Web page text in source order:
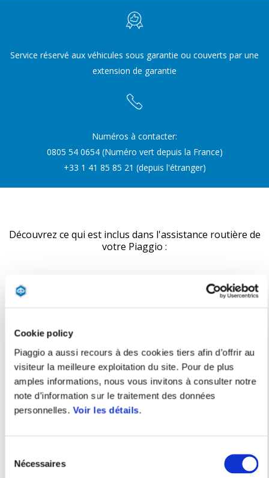
Cookie policy
Piaggio a aussi recours à des cookies tiers afin d’offrir au
visiteur la meilleure exploitation du site. Pour de plus
amples informations, nous vous invitons à consulter notre
note d’information sur le traitement des données
personnelles. Voir les détails.
Nécessaires
Service réservé aux véhicules sous garantie ou couverts par une
extension de garantie
Numéros à contacter:
0805 54 0654 (Numéro vert depuis la France)
+33 1 41 85 85 21 (depuis l'étranger)
Découvrez ce qui est inclus dans l'assistance routière de
votre Piaggio :
MP3